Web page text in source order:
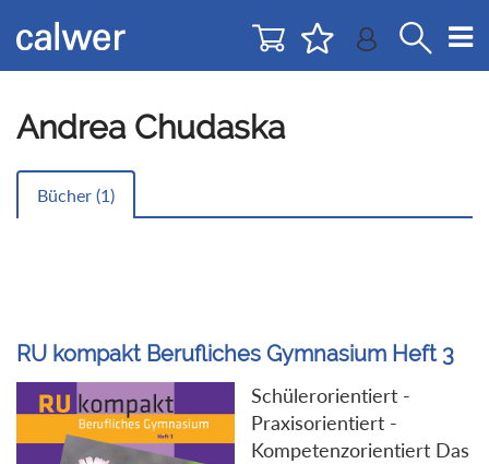
zur
Navigation
zum
Inhalt
Andrea Chudaska
Bücher (1)
RU kompakt Berufliches Gymnasium Heft 3
Schülerorientiert -
Praxisorientiert -
Kompetenzorientiert Das